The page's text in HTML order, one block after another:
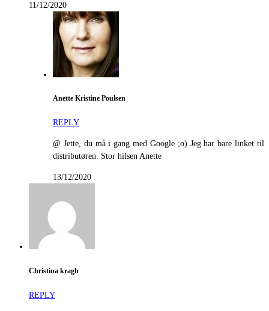
11/12/2020
Anette Kristine Poulsen
REPLY
@ Jette, du må i gang med Google ;o) Jeg har bare linket til
distributøren. Stor hilsen Anette
13/12/2020
Christina kragh
REPLY